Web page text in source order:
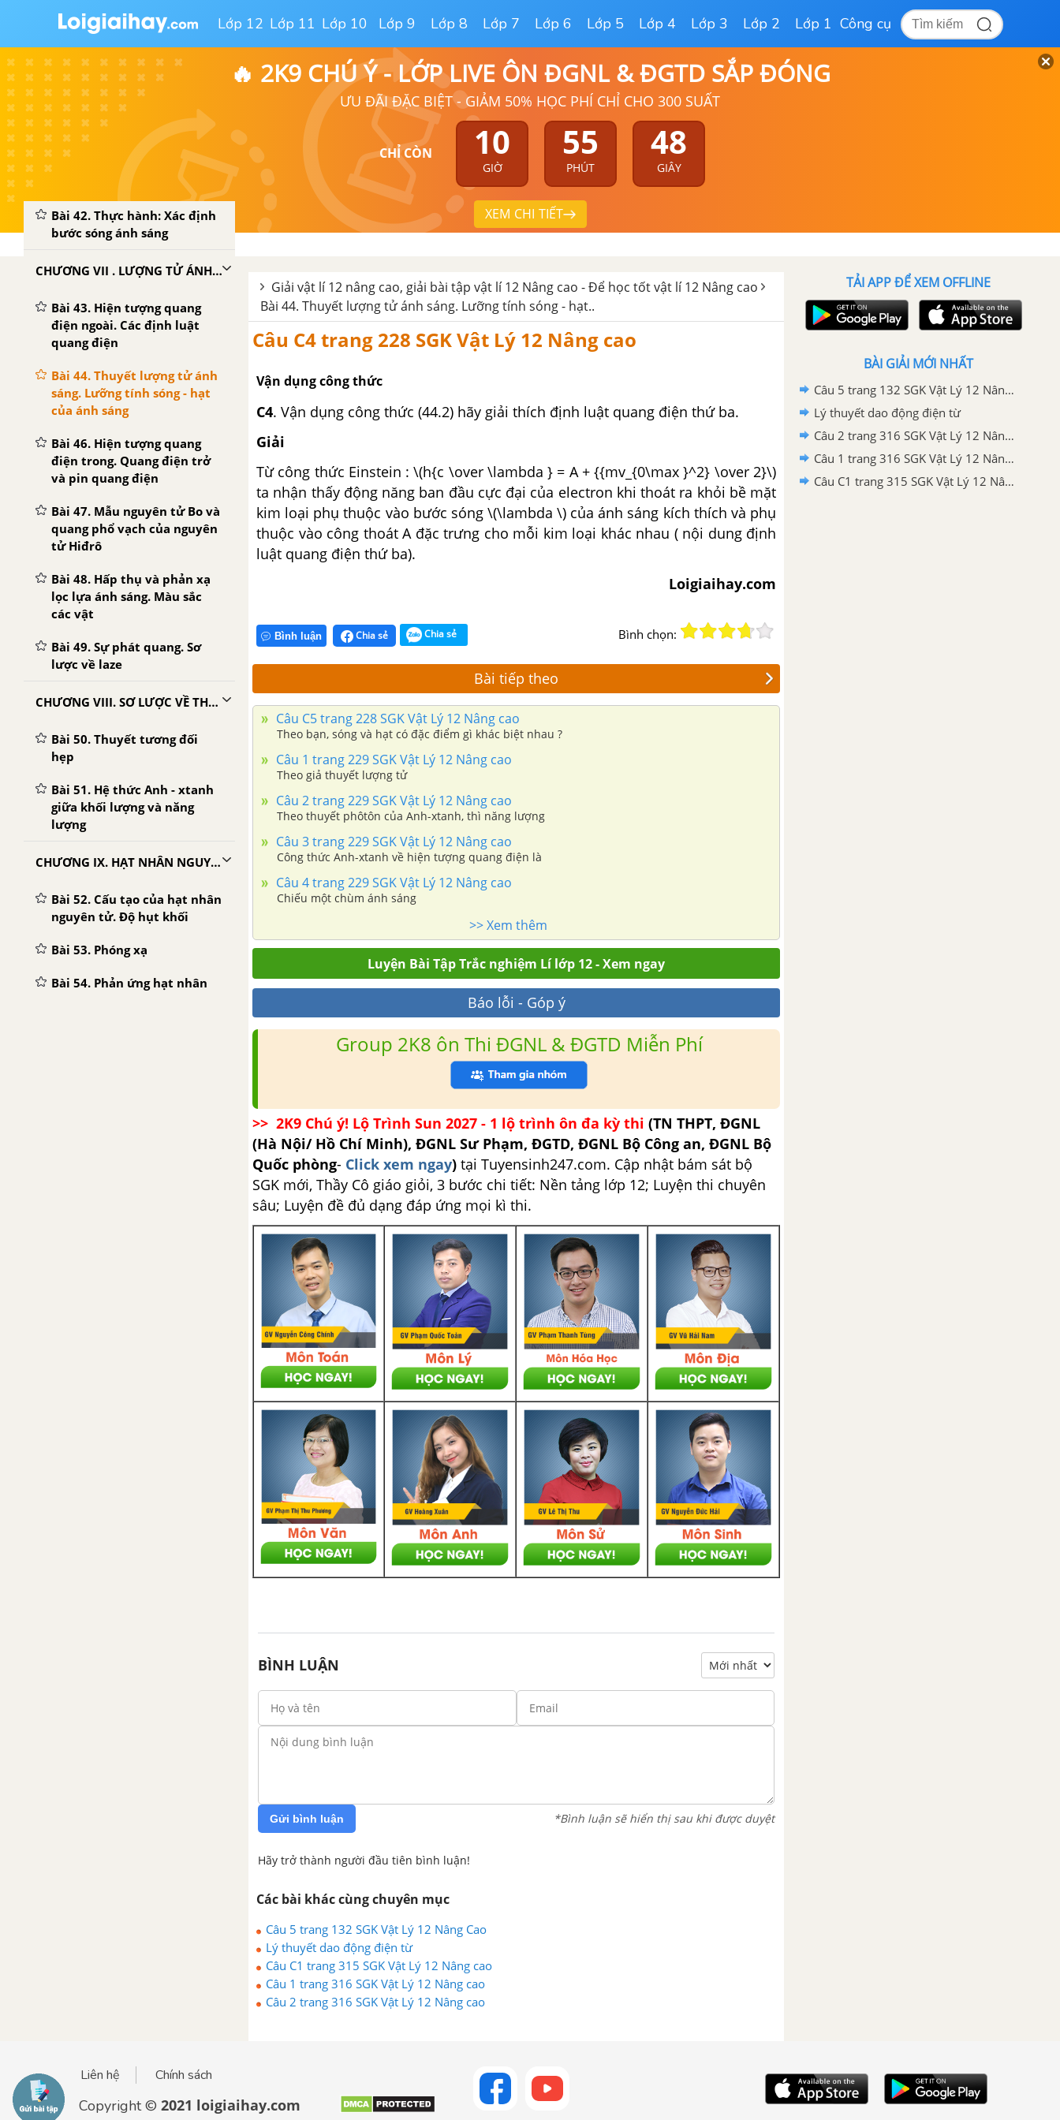
Lớp 12 Lớp 11 Lớp 10 Lớp 9 Lớp 8 Lớp 7 Lớp 6 Lớp 5 Lớp 4 Lớp 3 Lớp 2 Lớp 1 Công cụ
🔥 2K9 CHÚ Ý - LỚP LIVE ÔN ĐGNL & ĐGTD SẮP ĐÓNG
ƯU ĐÃI ĐẶC BIỆT - GIẢM 50% HỌC PHÍ CHỈ CHO 300 SUẤT
CHỈ CÒN 10
GIỜ
55
PHÚT
47
GIÂY
XEM CHI TIẾT
Bài 37. Khoảng vân. Bước
sóng và màu sắc ánh sáng
Bài 39. Máy quang phổ. Các
loại quang phổ
Bài 40. Tia hồng ngoại. Tia tử
ngoại
Bài 41. Tia X. Thuyết điện tử
ánh sáng thang sóng điện từ
Bài 42. Thực hành: Xác định
bước sóng ánh sáng
CHƯƠNG VII . LƯỢNG TỬ ÁNH SÁNG
Bài 43. Hiện tượng quang
điện ngoài. Các định luật
quang điện
Bài 44. Thuyết lượng tử ánh
sáng. Lưỡng tính sóng - hạt
của ánh sáng
Bài 46. Hiện tượng quang
điện trong. Quang điện trở
và pin quang điện
Bài 47. Mẫu nguyên tử Bo và
quang phổ vạch của nguyên
tử Hiđrô
Bài 48. Hấp thụ và phản xạ
lọc lựa ánh sáng. Màu sắc
các vật
Bài 49. Sự phát quang. Sơ
lược về laze
CHƯƠNG VIII. SƠ LƯỢC VỀ THUYẾT TƯƠNG ĐỐI HẸP
Bài 50. Thuyết tương đối
hẹp
Bài 51. Hệ thức Anh - xtanh
giữa khối lượng và năng
lượng
CHƯƠNG IX. HẠT NHÂN NGUYÊN TỬ
Bài 52. Cấu tạo của hạt nhân
nguyên tử. Độ hụt khối
Bài 53. Phóng xạ
Bài 54. Phản ứng hạt nhân
Giải vật lí 12 nâng cao, giải bài tập vật lí 12 Nâng cao - Để học tốt vật lí 12 Nâng cao
Bài 44. Thuyết lượng tử ánh sáng. Lưỡng tính sóng - hạt..
Câu C4 trang 228 SGK Vật Lý 12 Nâng cao
Vận dụng công thức
C4. Vận dụng công thức (44.2) hãy giải thích định luật quang điện thứ ba.
Giải
Từ công thức Einstein : \(h{c \over \lambda } = A + {{mv_{0\max }^2} \over 2}\)
ta nhận thấy động năng ban đầu cực đại của electron khi thoát ra khỏi bề mặt
kim loại phụ thuộc vào bước sóng \(\lambda \) của ánh sáng kích thích và phụ
thuộc vào công thoát A đặc trưng cho mỗi kim loại khác nhau ( nội dung định
luật quang điện thứ ba).
Loigiaihay.com
Bình luận Chia sẻ Chia sẻ Bình chọn:
Bài tiếp theo
Câu C5 trang 228 SGK Vật Lý 12 Nâng cao
Theo bạn, sóng và hạt có đặc điểm gì khác biệt nhau ?
Câu 1 trang 229 SGK Vật Lý 12 Nâng cao
Theo giả thuyết lượng tử
Câu 2 trang 229 SGK Vật Lý 12 Nâng cao
Theo thuyết phôtôn của Anh-xtanh, thì năng lượng
Câu 3 trang 229 SGK Vật Lý 12 Nâng cao
Công thức Anh-xtanh về hiện tượng quang điện là
Câu 4 trang 229 SGK Vật Lý 12 Nâng cao
Chiếu một chùm ánh sáng
>> Xem thêm
Luyện Bài Tập Trắc nghiệm Lí lớp 12 - Xem ngay
Báo lỗi - Góp ý
Group 2K8 ôn Thi ĐGNL & ĐGTD Miễn Phí
>> 2K9 Chú ý! Lộ Trình Sun 2027 - 1 lộ trình ôn đa kỳ thi (TN THPT, ĐGNL
(Hà Nội/ Hồ Chí Minh), ĐGNL Sư Phạm, ĐGTD, ĐGNL Bộ Công an, ĐGNL Bộ
Quốc phòng- Click xem ngay) tại Tuyensinh247.com. Cập nhật bám sát bộ
SGK mới, Thầy Cô giáo giỏi, 3 bước chi tiết: Nền tảng lớp 12; Luyện thi chuyên
sâu; Luyện đề đủ dạng đáp ứng mọi kì thi.
BÌNH LUẬN
Gửi bình luận *Bình luận sẽ hiển thị sau khi được duyệt
Hãy trở thành người đầu tiên bình luận!
Các bài khác cùng chuyên mục
Câu 5 trang 132 SGK Vật Lý 12 Nâng Cao
Lý thuyết dao động điện từ
Câu C1 trang 315 SGK Vật Lý 12 Nâng cao
Câu 1 trang 316 SGK Vật Lý 12 Nâng cao
Câu 2 trang 316 SGK Vật Lý 12 Nâng cao
TẢI APP ĐỂ XEM OFFLINE
BÀI GIẢI MỚI NHẤT
Câu 5 trang 132 SGK Vật Lý 12 Nâng Cao
Lý thuyết dao động điện từ
Câu 2 trang 316 SGK Vật Lý 12 Nâng cao
Câu 1 trang 316 SGK Vật Lý 12 Nâng cao
Câu C1 trang 315 SGK Vật Lý 12 Nâng cao
Liên hệ Chính sách
Copyright © 2021 loigiaihay.com